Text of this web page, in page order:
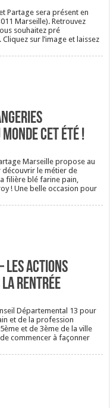
Partage sera présent en
Marseille). Retrouvez
souhaitez pré
sur l’image et laissez
cet été !
Marseille propose au
découvrir le métier de
filière blé farine pain,
! Une belle occasion pour
Les actions
la rentrée
Départemental 13 pour
et de la profession
et de 3ème de la ville
commencer à façonner